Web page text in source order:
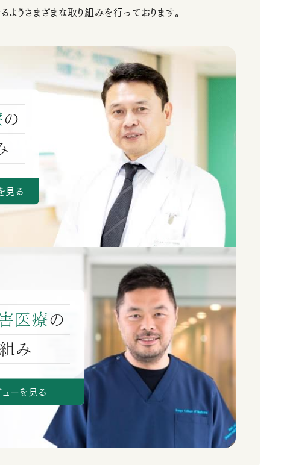
うさまざまな取り組みを行っております。
の
見る
医療の
み
ューを見る